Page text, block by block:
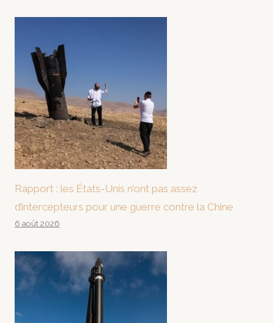
Rapport : les États-Unis n’ont pas assez
d’intercepteurs pour une guerre contre la Chine
6 août 2026